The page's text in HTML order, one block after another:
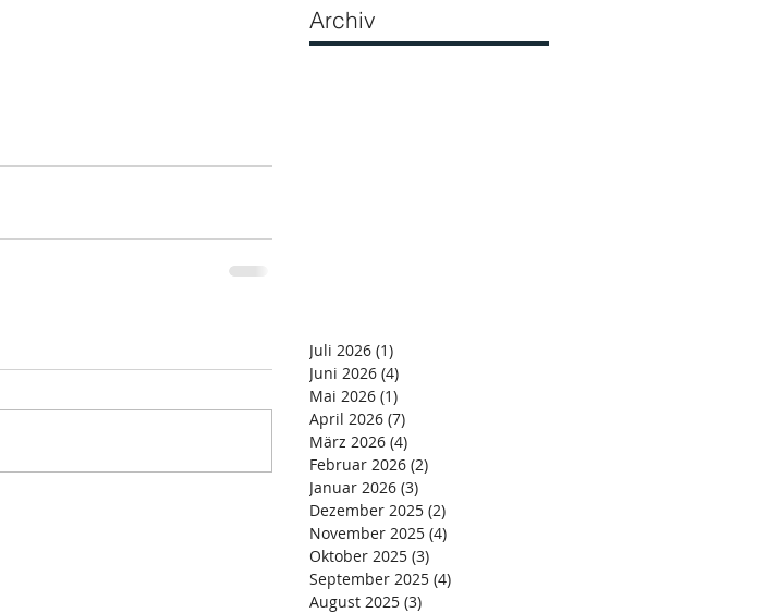
Archiv
Juli 2026 (1)
Juni 2026 (4)
Mai 2026 (1)
April 2026 (7)
März 2026 (4)
Februar 2026 (2)
Januar 2026 (3)
Dezember 2025 (2)
November 2025 (4)
Oktober 2025 (3)
September 2025 (4)
August 2025 (3)